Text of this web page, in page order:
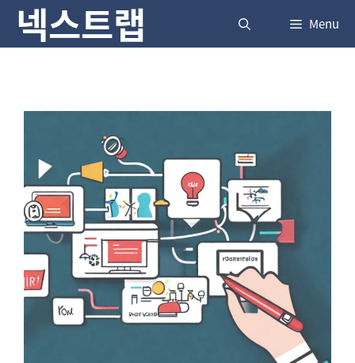
Skip
content
넥스트랩 Menu